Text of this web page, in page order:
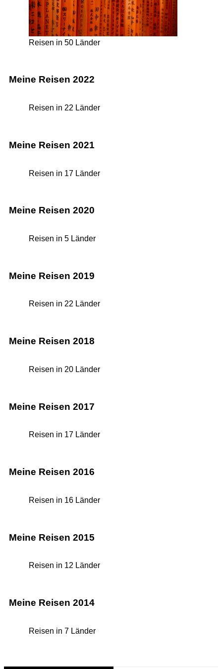
Reisen in 50 Länder
Meine Reisen 2022
Reisen in 22 Länder
Meine Reisen 2021
Reisen in 17 Länder
Meine Reisen 2020
Reisen in 5 Länder
Meine Reisen 2019
Reisen in 22 Länder
Meine Reisen 2018
Reisen in 20 Länder
Meine Reisen 2017
Reisen in 17 Länder
Meine Reisen 2016
Reisen in 16 Länder
Meine Reisen 2015
Reisen in 12 Länder
Meine Reisen 2014
Reisen in 7 Länder